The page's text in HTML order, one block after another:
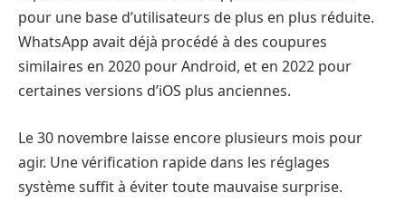
pour une base d’utilisateurs de plus en plus réduite.
WhatsApp avait déjà procédé à des coupures
similaires en 2020 pour Android, et en 2022 pour
certaines versions d’iOS plus anciennes.
Le 30 novembre laisse encore plusieurs mois pour
agir. Une vérification rapide dans les réglages
système suffit à éviter toute mauvaise surprise.